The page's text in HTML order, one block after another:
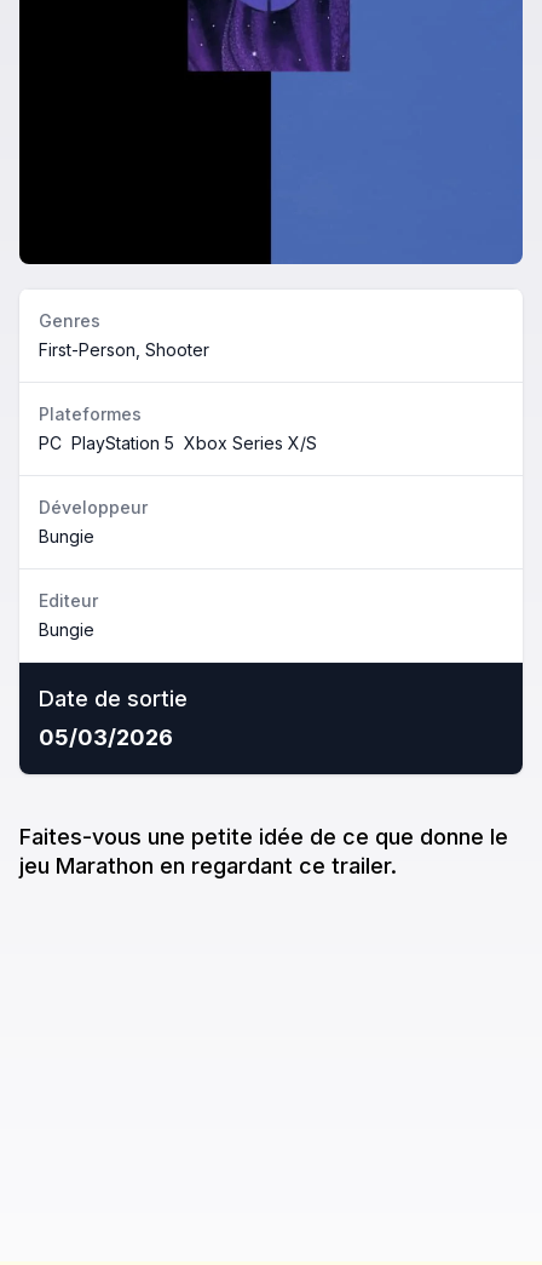
Genres
First-Person, Shooter
Plateformes
PC PlayStation 5 Xbox Series X/S
Développeur
Bungie
Editeur
Bungie
Date de sortie
05/03/2026
Faites-vous une petite idée de ce que donne le
jeu Marathon en regardant ce trailer.